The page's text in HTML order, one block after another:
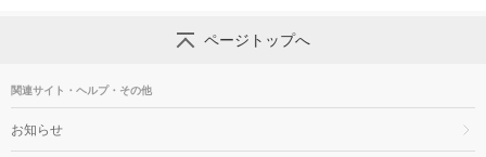
ページトップへ
関連サイト・ヘルプ・その他
お知らせ